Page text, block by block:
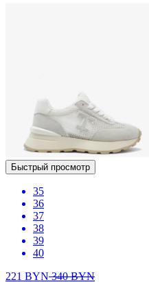
Быстрый просмотр
35
36
37
38
39
40
221 BYN340BYN